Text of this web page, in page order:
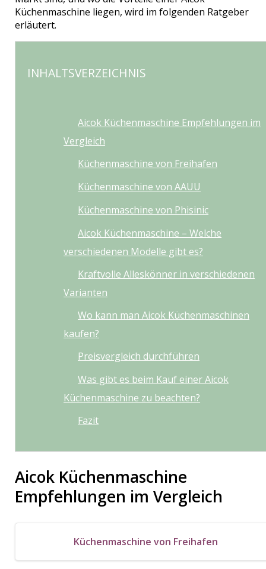
Küchenmaschine liegen, wird im folgenden Ratgeber
erläutert.
INHALTSVERZEICHNIS
Aicok Küchenmaschine Empfehlungen im
Vergleich
Küchenmaschine von Freihafen
Küchenmaschine von AAUU
Küchenmaschine von Phisinic
Aicok Küchenmaschine – Welche
verschiedenen Modelle gibt es?
Kraftvolle Alleskönner in verschiedenen
Varianten
Wo kann man Aicok Küchenmaschinen
kaufen?
Preisvergleich durchführen
Was gibt es beim Kauf einer Aicok
Küchenmaschine zu beachten?
Fazit
Aicok Küchenmaschine
Empfehlungen im Vergleich
Küchenmaschine von Freihafen